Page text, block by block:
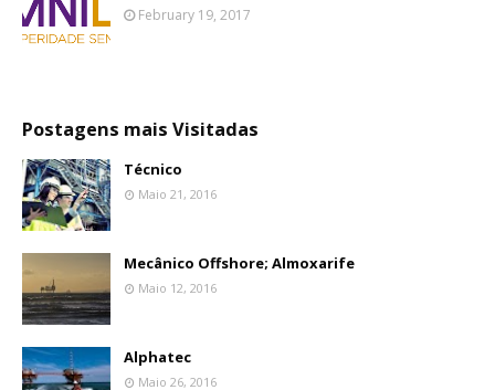
February 19, 2017
Postagens mais Visitadas
Técnico
Maio 21, 2016
Mecânico Offshore; Almoxarife
Maio 12, 2016
Alphatec
Maio 26, 2016